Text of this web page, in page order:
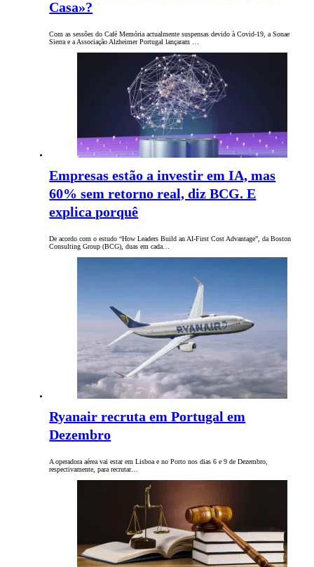
Casa»?
Com as sessões do Café Memória actualmente suspensas devido à Covid-19, a Sonae
Sierra e a Associação Alzheimer Portugal lançaram …
Empresas estão a investir em IA, mas
60% sem retorno real, diz BCG. E
explica porquê
De acordo com o estudo “How Leaders Build an AI-First Cost Advantage”, da Boston
Consulting Group (BCG), duas em cada…
Ryanair recruta em Portugal em
Dezembro
A operadora aérea vai estar em Lisboa e no Porto nos dias 6 e 9 de Dezembro,
respectivamente, para recrutar…